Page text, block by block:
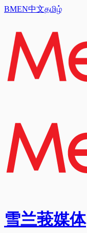
BMEN中文தமிழ்
雪兰莪媒体